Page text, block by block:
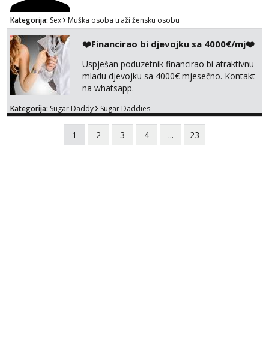
Kategorija: Sex Muška osoba traži žensku osobu
❤️Financirao bi djevojku sa 4000€/mj❤️
Uspješan poduzetnik financirao bi atraktivnu
mladu djevojku sa 4000€ mjesečno. Kontakt
na whatsapp.
Kategorija: Sugar Daddy Sugar Daddies
1 2 3 4 ... 23